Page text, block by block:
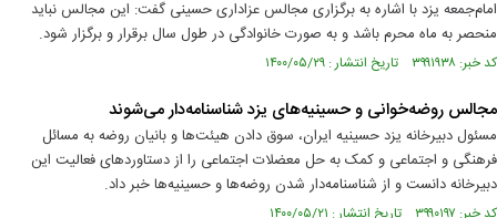
امام‌جمعه یزد با اشاره به برگزاری مجالس عزاداری حسینی گفت: این مجالس نباید
منحصر به ماه محرم باشد و به صورت خانوادگی در طول سال برقرار و برگزار شود.
کد خبر: ۳۹۹۱۹۳۸ تاریخ انتشار : ۱۴۰۰/۰۵/۲۹
مجالس روضه‌خوانی و حسینیه‌های یزد شناسنامه‌دار می‌شوند
مسئول دبیرخانه یزد حسینیه ایران، سوق دادن هیئت‌ها و بانیان روضه به مسائل
فرهنگی و اجتماعی و کمک به حل معضلات اجتماعی را از دستاوردهای فعالیت این
دبیرخانه دانست و از شناسنامه‌دار شدن روضه‌ها و حسینیه‌ها خبر داد.
کد خبر: ۳۹۹۰۱۹۷ تاریخ انتشار : ۱۴۰۰/۰۵/۲۱